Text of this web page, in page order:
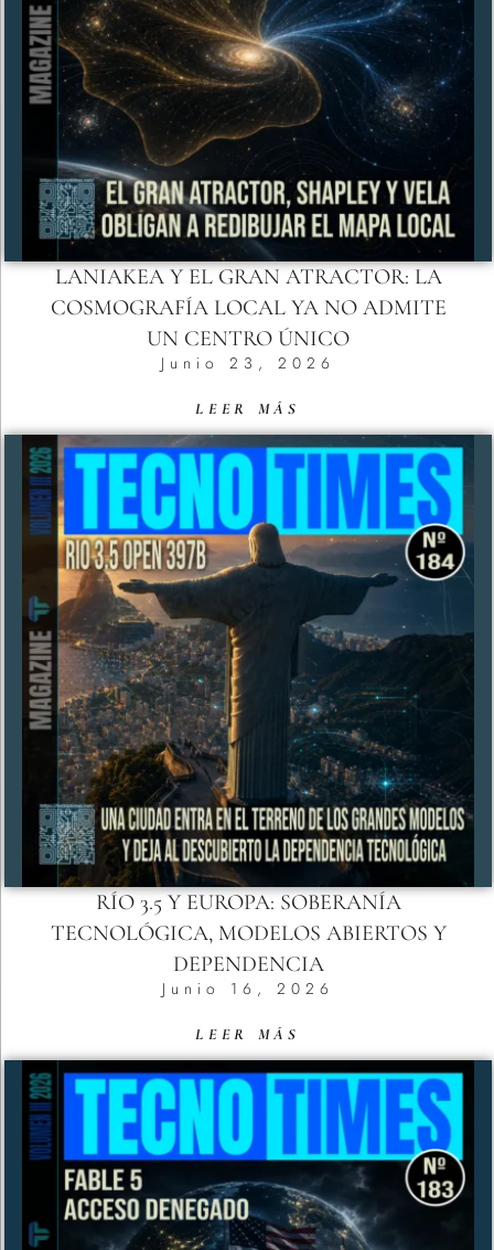
LANIAKEA Y EL GRAN ATRACTOR: LA
COSMOGRAFÍA LOCAL YA NO ADMITE
UN CENTRO ÚNICO
Junio 23, 2026
LEER MÁS
RÍO 3.5 Y EUROPA: SOBERANÍA
TECNOLÓGICA, MODELOS ABIERTOS Y
DEPENDENCIA
Junio 16, 2026
LEER MÁS